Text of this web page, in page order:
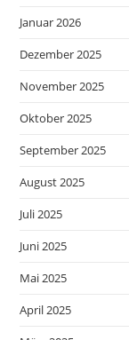
Januar 2026
Dezember 2025
November 2025
Oktober 2025
September 2025
August 2025
Juli 2025
Juni 2025
Mai 2025
April 2025